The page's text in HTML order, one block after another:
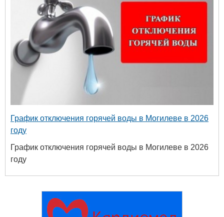
График отключения горячей воды в Могилеве в 2026
году
График отключения горячей воды в Могилеве в 2026
году